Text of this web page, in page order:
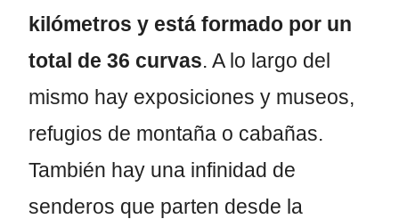
kilómetros y está formado por un
total de 36 curvas. A lo largo del
mismo hay exposiciones y museos,
refugios de montaña o cabañas.
También hay una infinidad de
senderos que parten desde la